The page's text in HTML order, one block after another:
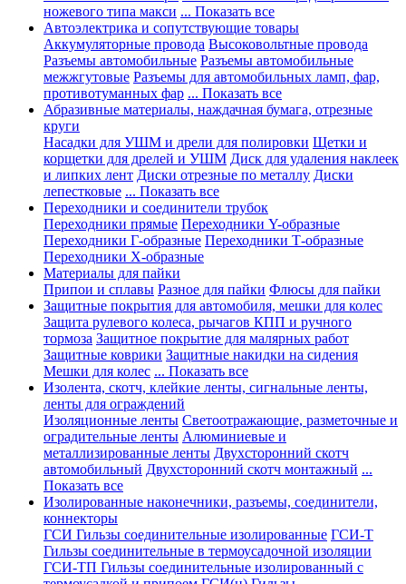
ножевого типа макси ... Показать все
Автоэлектрика и сопутствующие товары
Аккумуляторные провода Высоковольтные провода
Разъемы автомобильные Разъемы автомобильные
межжгутовые Разъемы для автомобильных ламп, фар,
противотуманных фар ... Показать все
Абразивные материалы, наждачная бумага, отрезные
круги
Насадки для УШМ и дрели для полировки Щетки и
корщетки для дрелей и УШМ Диск для удаления наклеек
и липких лент Диски отрезные по металлу Диски
лепестковые ... Показать все
Переходники и соединители трубок
Переходники прямые Переходники Y-образные
Переходники Г-образные Переходники Т-образные
Переходники Х-образные
Материалы для пайки
Припои и сплавы Разное для пайки Флюсы для пайки
Защитные покрытия для автомобиля, мешки для колес
Защита рулевого колеса, рычагов КПП и ручного
тормоза Защитное покрытие для малярных работ
Защитные коврики Защитные накидки на сидения
Мешки для колес ... Показать все
Изолента, скотч, клейкие ленты, сигнальные ленты,
ленты для ограждений
Изоляционные ленты Светоотражающие, разметочные и
оградительные ленты Алюминиевые и
металлизированные ленты Двухсторонний скотч
автомобильный Двухсторонний скотч монтажный ...
Показать все
Изолированные наконечники, разъемы, соединители,
коннекторы
ГСИ Гильзы соединительные изолированные ГСИ-Т
Гильзы соединительные в термоусадочной изоляции
ГСИ-ТП Гильзы соединительные изолированный с